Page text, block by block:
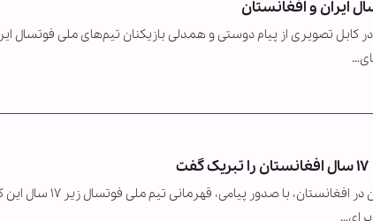
ایران و افغانستان
کابل تصویری از پیام دوستی و همدلی بازیکنان تیم‌های ملی فوتسال
دکتر سید روح‌الله حسینی، رایزن فرهنگی جمهوری اسلامی ایران در افغانستان، با